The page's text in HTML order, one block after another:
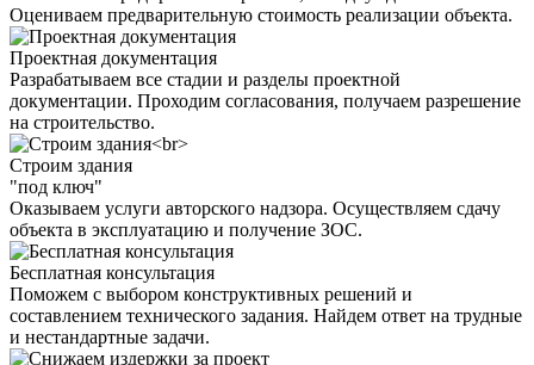
Оцениваем предварительную стоимость реализации объекта.
Проектная документация
Разрабатываем все стадии и разделы проектной
документации. Проходим согласования, получаем разрешение
на строительство.
Строим здания
"под ключ"
Оказываем услуги авторского надзора. Осуществляем сдачу
объекта в эксплуатацию и получение ЗОС.
Бесплатная консультация
Поможем с выбором конструктивных решений и
составлением технического задания. Найдем ответ на трудные
и нестандартные задачи.